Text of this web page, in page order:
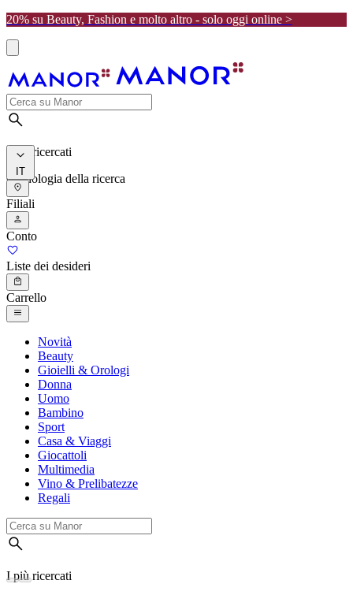
20% su Beauty, Fashion e molto altro - solo oggi online >
I più ricercati
Cronologia della ricerca
IT
Filiali
Conto
Liste dei desideri
Carrello
Novità
Beauty
Gioielli & Orologi
Donna
Uomo
Bambino
Sport
Casa & Viaggi
Giocattoli
Multimedia
Vino & Prelibatezze
Regali
I più ricercati